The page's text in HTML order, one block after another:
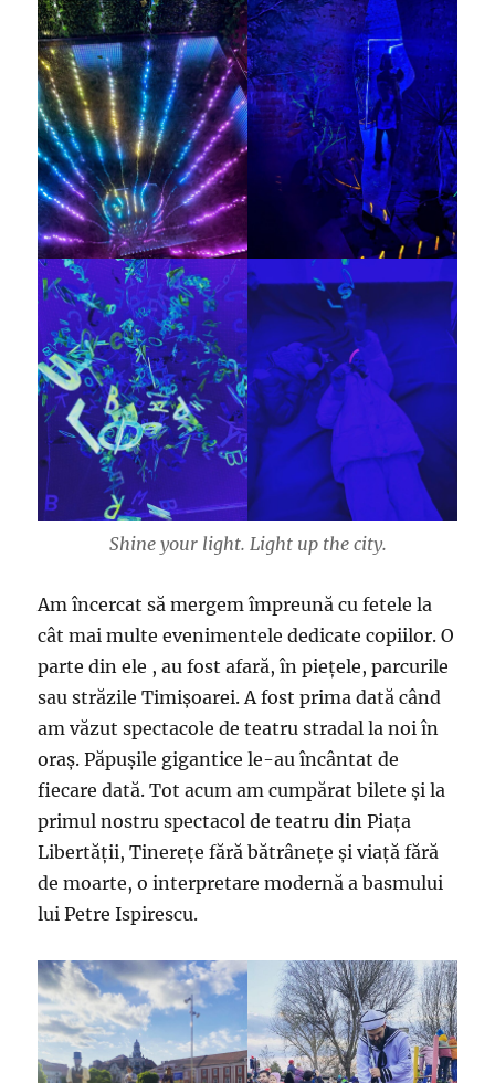
Shine your light. Light up the city.
Am încercat să mergem împreună cu fetele la
cât mai multe evenimentele dedicate copiilor. O
parte din ele , au fost afară, în piețele, parcurile
sau străzile Timișoarei. A fost prima dată când
am văzut spectacole de teatru stradal la noi în
oraș. Păpușile gigantice le-au încântat de
fiecare dată. Tot acum am cumpărat bilete și la
primul nostru spectacol de teatru din Piața
Libertății, Tinerețe fără bătrânețe și viață fără
de moarte, o interpretare modernă a basmului
lui Petre Ispirescu.